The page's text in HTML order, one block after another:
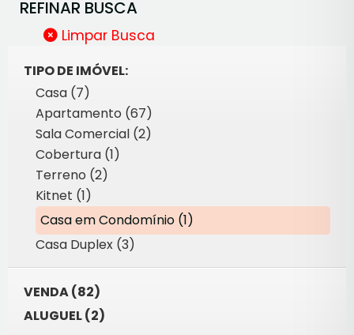
REFINAR BUSCA
Limpar Busca
TIPO DE IMÓVEL:
Casa (7)
Apartamento (67)
Sala Comercial (2)
Cobertura (1)
Terreno (2)
Kitnet (1)
Casa em Condomínio (1)
Casa Duplex (3)
VENDA (82)
ALUGUEL (2)